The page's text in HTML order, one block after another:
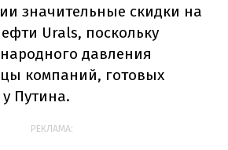
значительные скидки на
Urals, поскольку
давления
компаний, готовых
Путина.
РЕКЛАМА: